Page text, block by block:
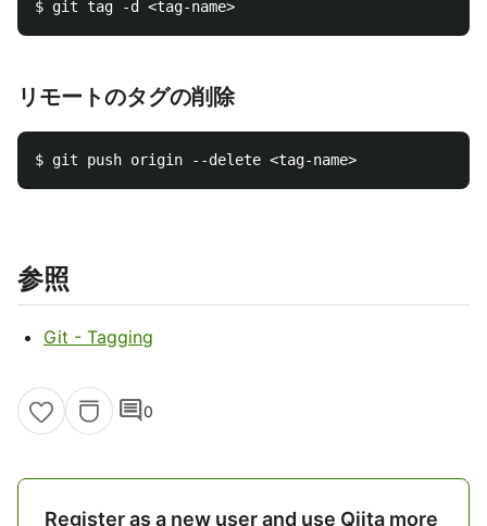
リモートのタグの削除
参照
Git - Tagging
comment0
Register as a new user and use Qiita more